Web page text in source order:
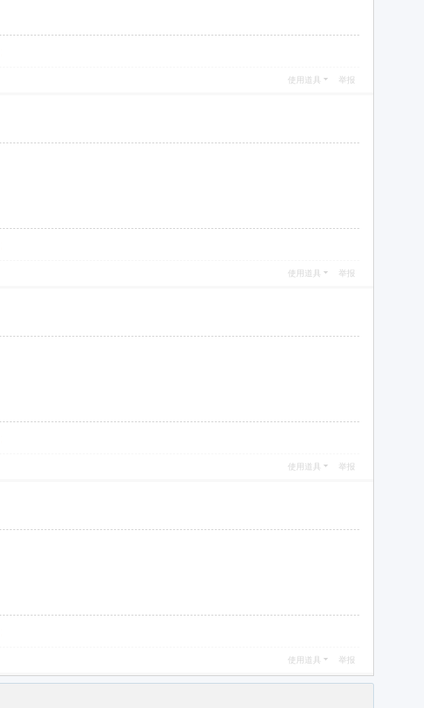
使用道具 举报
使用道具 举报
使用道具 举报
使用道具 举报